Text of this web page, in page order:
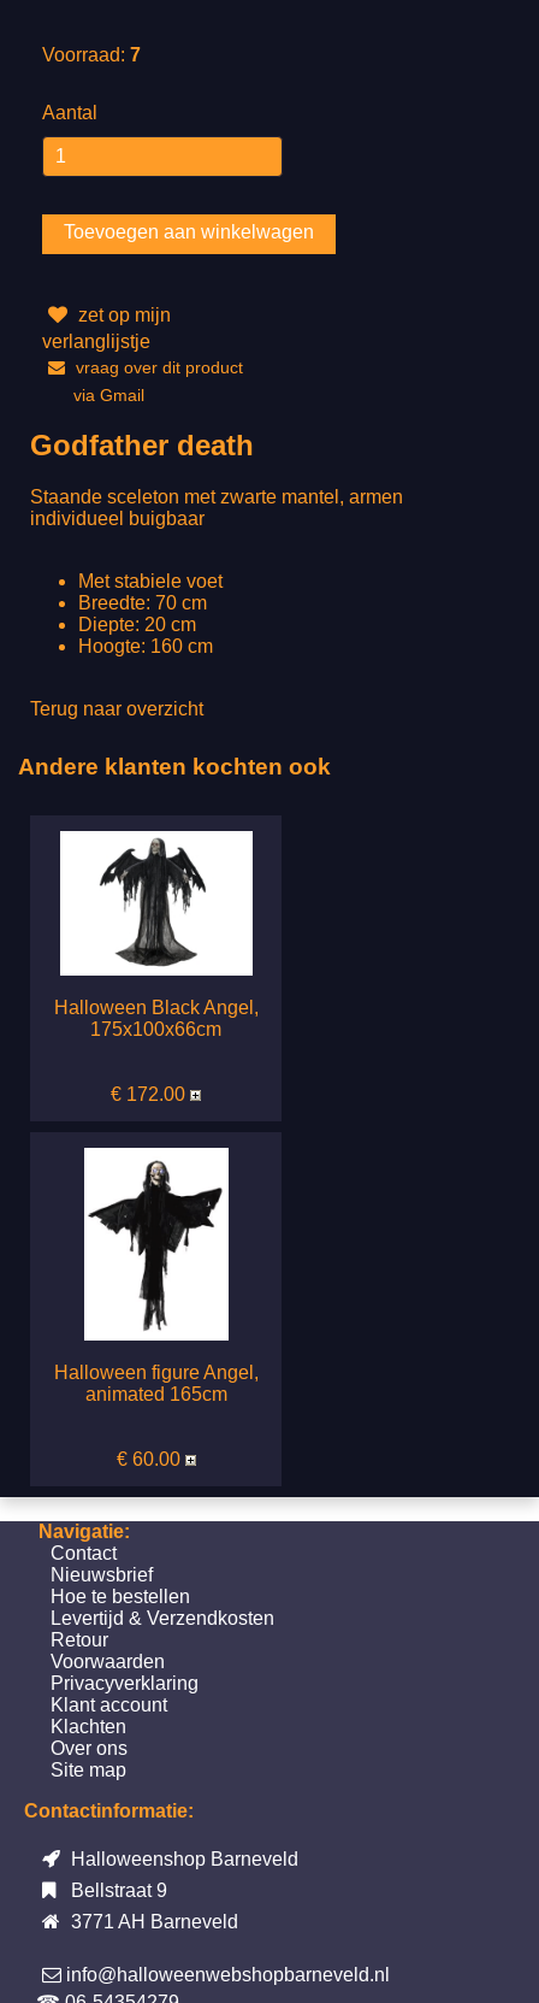
Voorraad: 7
Aantal
zet op mijn
verlanglijstje
vraag over dit product
via Gmail
Godfather death
Staande sceleton met zwarte mantel, armen
individueel buigbaar
Met stabiele voet
Breedte: 70 cm
Diepte: 20 cm
Hoogte: 160 cm
Terug naar overzicht
Andere klanten kochten ook
Halloween Black Angel,
175x100x66cm
€ 172.00
Halloween figure Angel,
animated 165cm
€ 60.00
Navigatie:
Contact
Nieuwsbrief
Hoe te bestellen
Levertijd & Verzendkosten
Retour
Voorwaarden
Privacyverklaring
Klant account
Klachten
Over ons
Site map
Contactinformatie:
Halloweenshop Barneveld
Bellstraat 9
3771 AH Barneveld
info@halloweenwebshopbarneveld.nl